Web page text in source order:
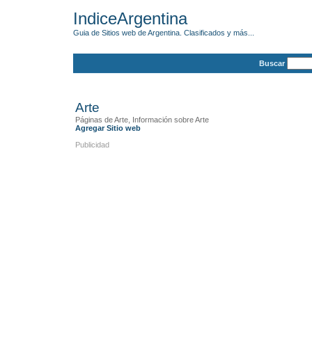
IndiceArgentina
Guia de Sitios web de Argentina. Clasificados y más...
Buscar
Arte
Páginas de Arte, Información sobre Arte
Agregar Sitio web
Publicidad